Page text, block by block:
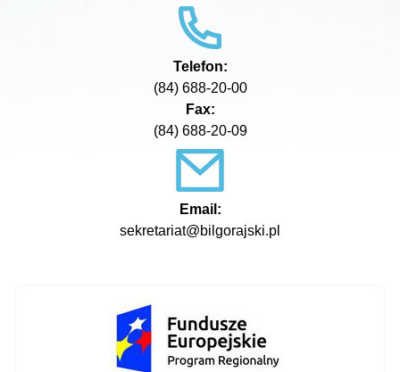
Telefon:
(84) 688-20-00
Fax:
(84) 688-20-09
Email:
sekretariat@bilgorajski.pl